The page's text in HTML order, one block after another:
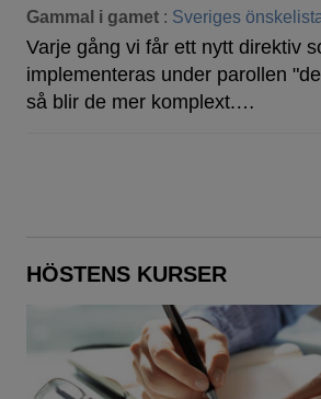
Gammal i gamet : Sveriges
Varje gång vi får ett nytt direktiv
implementeras under parollen
så blir de mer komplext.…
HÖSTENS KURSER